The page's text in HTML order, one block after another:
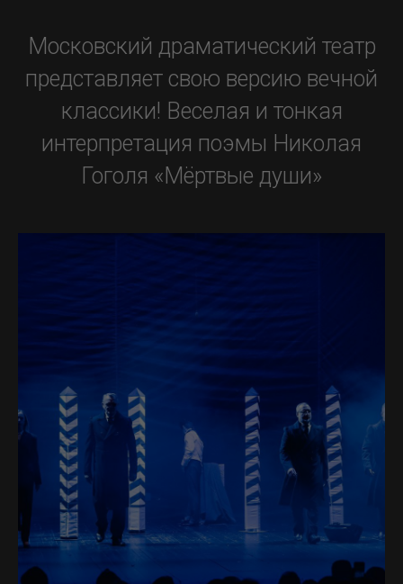
Московский драматический театр
представляет свою версию вечной
классики! Веселая и тонкая
интерпретация поэмы Николая
Гоголя «Мёртвые души»